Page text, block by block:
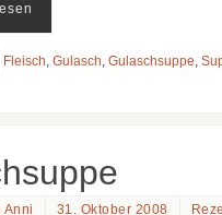
Fleisch, Gulasch, Gulaschsuppe,
Anni 31. Oktober 2008